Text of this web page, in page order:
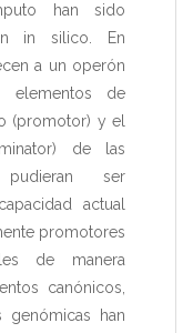
han sido
in silico. En
a un operón
elementos de
(promotor) y el
de las
pudieran ser
actual
promotores
de manera
canónicos,
genómicas han